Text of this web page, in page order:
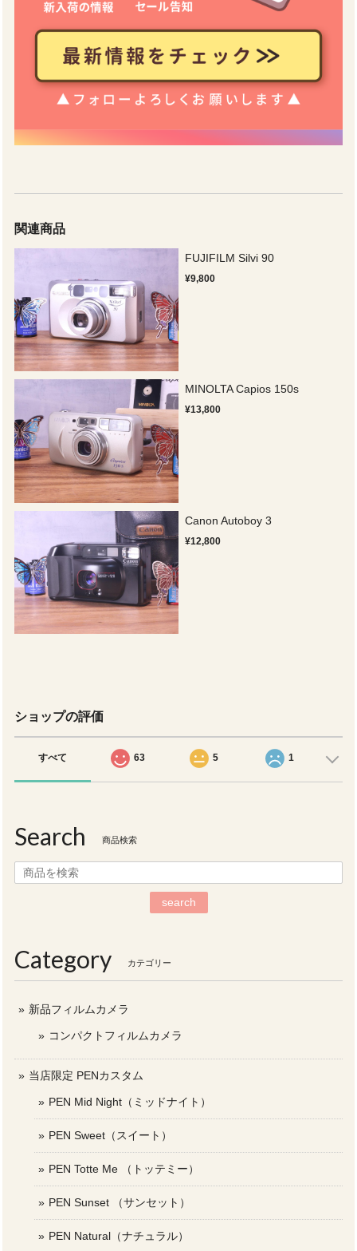
関連商品
FUJIFILM Silvi 90
¥9,800
MINOLTA Capios 150s
¥13,800
Canon Autoboy 3
¥12,800
ショップの評価
すべて 63 5 1
Search 商品検索
search
Category カテゴリー
新品フィルムカメラ
コンパクトフィルムカメラ
当店限定 PENカスタム
PEN Mid Night（ミッドナイト）
PEN Sweet（スイート）
PEN Totte Me （トッテミー）
PEN Sunset （サンセット）
PEN Natural（ナチュラル）